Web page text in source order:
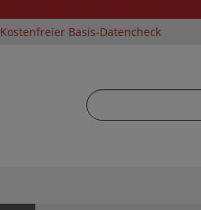
Kostenfreier Basis-Datencheck